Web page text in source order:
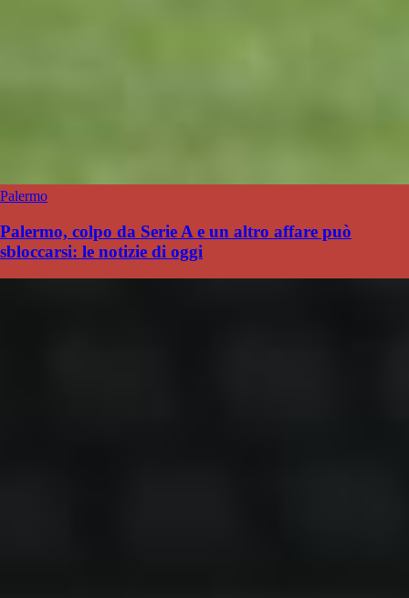
Palermo
Palermo, colpo da Serie A e un altro affare può
sbloccarsi: le notizie di oggi